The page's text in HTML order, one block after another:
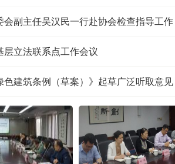
会副主任吴汉民一行赴协会检查指导工作
层立法联系点工作会议
色建筑条例（草案）》起草广泛听取意见